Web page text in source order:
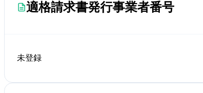
適格請求書発行事業者番号
未登録